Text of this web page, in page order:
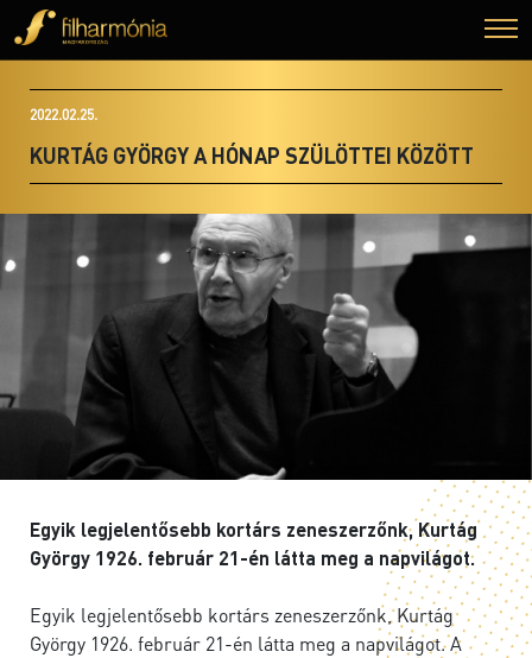
2022.02.25.
KURTÁG GYÖRGY A HÓNAP SZÜLÖTTEI KÖZÖTT
Egyik legjelentősebb kortárs zeneszerzőnk, Kurtág
György 1926. február 21-én látta meg a napvilágot.
Egyik legjelentősebb kortárs zeneszerzőnk, Kurtág
György 1926. február 21-én látta meg a napvilágot. A